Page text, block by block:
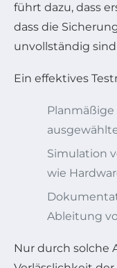
führt dazu, dass
dass die
unvollständig
Ein effektives
Simulation
wie
Ableitung
Nur durch solche